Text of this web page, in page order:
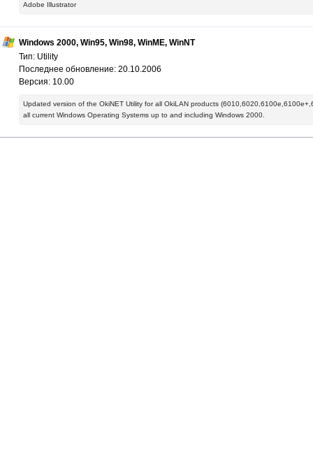
Adobe Illustrator
Windows 2000, Win95, Win98, WinME, WinNT
Тип: Utility
Последнее обновление: 20.10.2006
Версия: 10.00
Updated version of the OkiNET Utility for all OkiLAN products
all current Windows Operating Systems up to and including Windows 2000.